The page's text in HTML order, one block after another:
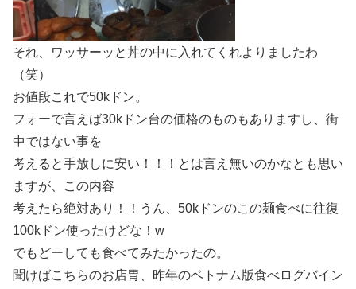
それ、ワッサーッと丼の中に入れてくれよりましたわ
（笑）
お値段これで50kドン。
フォーで言えば30kドン台の価格のものもありますし、街
中ではない事を
考えると手放しに安い！！！とは言え無いのかなとも思い
ますが、この内容
考えたら絶対あり！！うん、50kドンのこの麺食べに往復
100kドン使ったけどな！w
でもどーしても食べてみたかったの。
聞けばこちらのお店胃、昨年のベトナム版食べログバイン